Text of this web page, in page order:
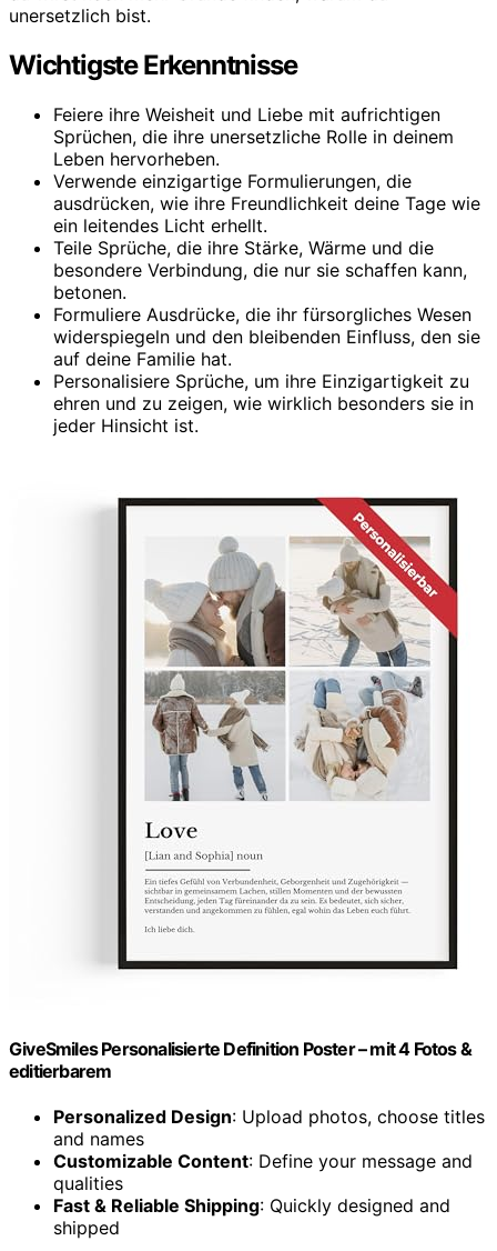
unersetzlich bist.
Wichtigste Erkenntnisse
Feiere ihre Weisheit und Liebe mit aufrichtigen
Sprüchen, die ihre unersetzliche Rolle in deinem
Leben hervorheben.
Verwende einzigartige Formulierungen, die
ausdrücken, wie ihre Freundlichkeit deine Tage wie
ein leitendes Licht erhellt.
Teile Sprüche, die ihre Stärke, Wärme und die
besondere Verbindung, die nur sie schaffen kann,
betonen.
Formuliere Ausdrücke, die ihr fürsorgliches Wesen
widerspiegeln und den bleibenden Einfluss, den sie
auf deine Familie hat.
Personalisiere Sprüche, um ihre Einzigartigkeit zu
ehren und zu zeigen, wie wirklich besonders sie in
jeder Hinsicht ist.
GiveSmiles Personalisierte Definition Poster – mit 4 Fotos &
editierbarem
Personalized Design: Upload photos, choose titles
and names
Customizable Content: Define your message and
qualities
Fast & Reliable Shipping: Quickly designed and
shipped